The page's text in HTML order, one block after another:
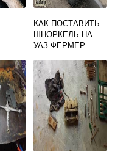
КАК ПОСТАВИТЬ
ШНОРКЕЛЬ НА
УАЗ ФЕРМЕР